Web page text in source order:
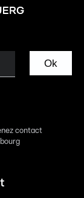
Ok
contact